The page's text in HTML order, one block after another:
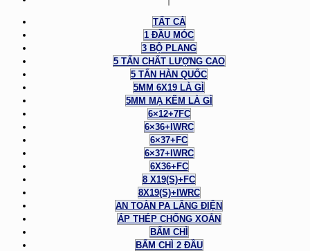
TẤT CẢ
1 ĐẦU MÓC
3 BỘ PLANG
5 TẤN CHẤT LƯỢNG CAO
5 TẤN HÀN QUỐC
5MM 6X19 LÀ GÌ
5MM MẠ KẼM LÀ GÌ
6×12+7FC
6×36+IWRC
6×37+FC
6×37+IWRC
6X36+FC
8 X19(S)+FC
8X19(S)+IWRC
AN TOÀN PA LĂNG ĐIỆN
ÁP THÉP CHỐNG XOẮN
BẤM CHÌ
BẤM CHÌ 2 ĐẦU